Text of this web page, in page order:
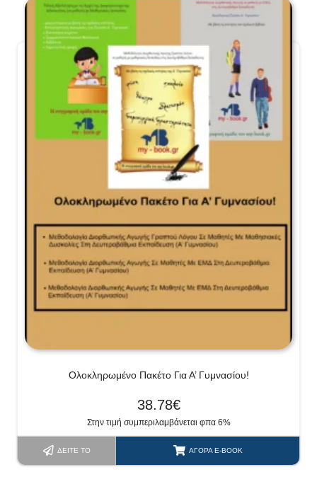
Ολοκληρωμένο Πακέτο Για Α’ Γυμνασίου!
38.78€
Στην τιμή συμπεριλαμβάνεται φπα 6%
ΔΕΊΤΕ ΤΟ ΑΓΟΡΆ E-BOOK